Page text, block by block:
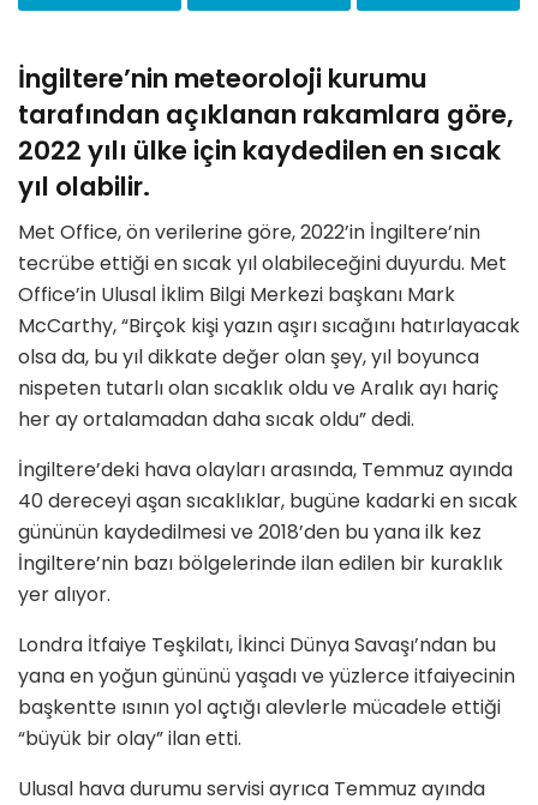
İngiltere’nin meteoroloji kurumu
tarafından açıklanan rakamlara göre,
2022 yılı ülke için kaydedilen en sıcak
yıl olabilir.
Met Office, ön verilerine göre, 2022’in İngiltere’nin
tecrübe ettiği en sıcak yıl olabileceğini duyurdu. Met
Office’in Ulusal İklim Bilgi Merkezi başkanı Mark
McCarthy, “Birçok kişi yazın aşırı sıcağını hatırlayacak
olsa da, bu yıl dikkate değer olan şey, yıl boyunca
nispeten tutarlı olan sıcaklık oldu ve Aralık ayı hariç
her ay ortalamadan daha sıcak oldu” dedi.
İngiltere’deki hava olayları arasında, Temmuz ayında
40 dereceyi aşan sıcaklıklar, bugüne kadarki en sıcak
gününün kaydedilmesi ve 2018’den bu yana ilk kez
İngiltere’nin bazı bölgelerinde ilan edilen bir kuraklık
yer alıyor.
Londra İtfaiye Teşkilatı, İkinci Dünya Savaşı’ndan bu
yana en yoğun gününü yaşadı ve yüzlerce itfaiyecinin
başkentte ısının yol açtığı alevlerle mücadele ettiği
“büyük bir olay” ilan etti.
Ulusal hava durumu servisi ayrıca Temmuz ayında